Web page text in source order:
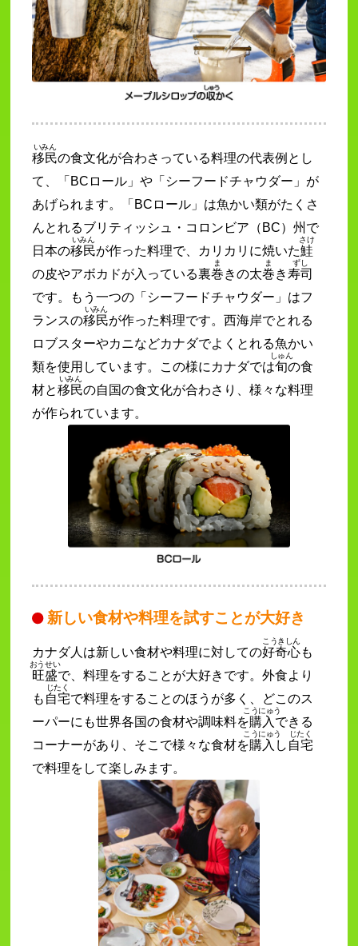
移民
いみん
の食文化が合わさっている料理の代表例とし
て、「BCロール」や「シーフードチャウダー」が
あげられます。「BCロール」は魚かい類がたくさ
んとれるブリティッシュ・コロンビア（BC）州で
日本の移民
いみん
が作った料理で、カリカリに焼いた鮭
さけ
の皮やアボカドが入っている裏巻
ま
きの太巻
ま
き寿司
ずし
です。もう一つの「シーフードチャウダー」はフ
ランスの移民
いみん
が作った料理です。西海岸でとれる
ロブスターやカニなどカナダでよくとれる魚かい
類を使用しています。この様にカナダでは旬
しゅん
の食
材と移民
いみん
の自国の食文化が合わさり、様々な料理
が作られています。
新しい食材や料理を試すことが大好き
カナダ人は新しい食材や料理に対しての好奇心
こうきしん
も
旺盛
おうせい
で、料理をすることが大好きです。外食より
も 自宅
じたく
で料理をすることのほうが多く、どこのス
ーパーにも世界各国の食材や調味料を購入
こうにゅう
できる
コーナーがあり、そこで様々な食材を購入
こうにゅう
し 自宅
じたく
で料理をして楽しみます。